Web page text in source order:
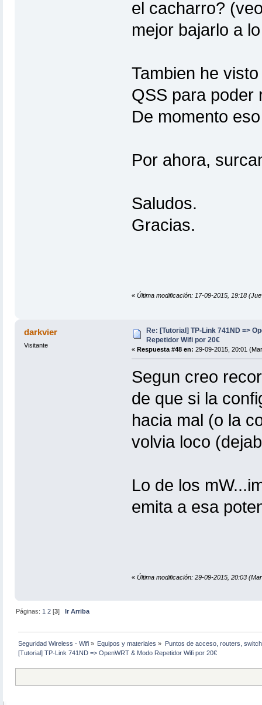
el cacharro?
mejor bajarlo a
Tambien he
QSS para poder
De momento
Por ahora,
Saludos.
Gracias.
« Última modificación: 17-09-2015, 19:18
darkvier
Visitante
Re: [Tutorial] TP-Link 741ND =>
Repetidor Wifi por 20€
« Respuesta #48 en: 29-09-2015, 20:01
Segun creo
de que si la
hacia mal (o la
volvia loco
Lo de los
emita a esa
« Última modificación: 29-09-2015, 20:03
Páginas:1 2 [3] Ir Arriba
Seguridad Wireless - Wifi » Equipos y materiales »
Puntos de acceso, routers,
[Tutorial] TP-Link 741ND => OpenWRT & Modo Repetidor Wifi por 20€